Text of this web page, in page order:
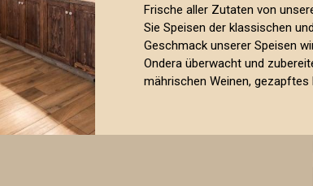
Frische aller Zutaten von
Sie Speisen der klassischen
Geschmack unserer Speisen
Ondera überwacht und
mährischen Weinen, gezapftes